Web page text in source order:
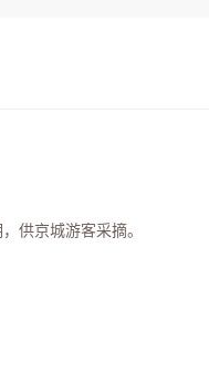
供京城游客采摘。